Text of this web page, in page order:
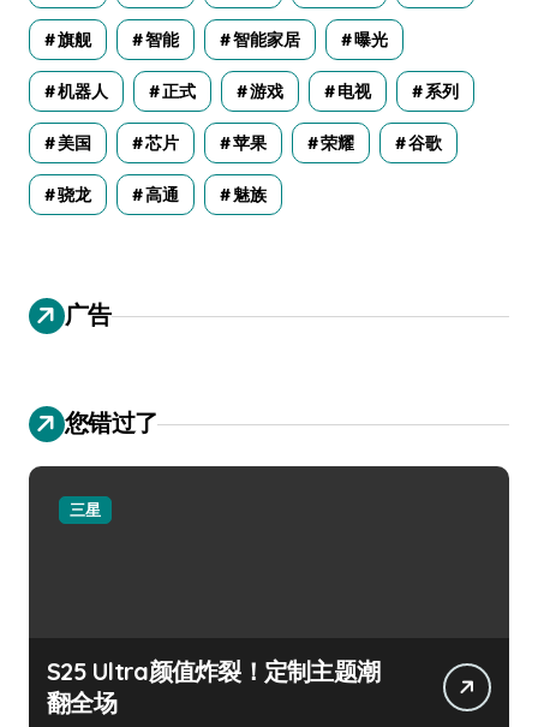
旗舰 智能 智能家居 曝光
机器人 正式 游戏 电视 系列
美国 芯片 苹果 荣耀 谷歌
骁龙 高通 魅族
广告
您错过了
三星
S25 Ultra颜值炸裂！定制主题潮
翻全场